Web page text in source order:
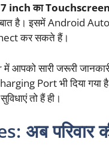
7 inch का
है। इसमें Android
कर सकते हैं।
सारी जरूरी
Port भी दिया
तो हैं ही।
परिवार